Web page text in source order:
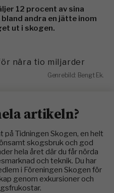
12 procent av sina
andra en jätte inom
ut i skogen.
Genrebild: Bengt Ek.
artikeln?
på Tidningen Skogen, en helt
skogsbruk och god
hela året där du får nörda
och teknik. Du har
i Föreningen Skogen för
genom exkursioner och